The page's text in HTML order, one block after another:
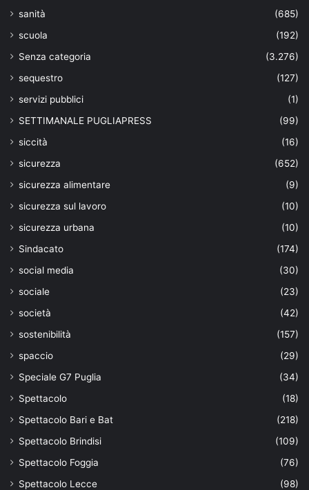
sanità
(685)
scuola
(192)
Senza categoria
(3.276)
sequestro
(127)
servizi pubblici
(1)
SETTIMANALE PUGLIAPRESS
(99)
siccità
(16)
sicurezza
(652)
sicurezza alimentare
(9)
sicurezza sul lavoro
(10)
sicurezza urbana
(10)
Sindacato
(174)
social media
(30)
sociale
(23)
società
(42)
sostenibilità
(157)
spaccio
(29)
Speciale G7 Puglia
(34)
Spettacolo
(18)
Spettacolo Bari e Bat
(218)
Spettacolo Brindisi
(109)
Spettacolo Foggia
(76)
Spettacolo Lecce
(98)